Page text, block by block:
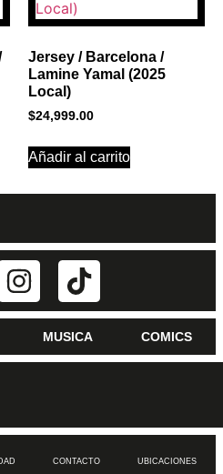
Jersey / Barcelona /
Lamine Yamal (2025
Local)
$24,999.00
Añadir al carrito
MUSICA COMICS
CONTACTO UBICACIONES